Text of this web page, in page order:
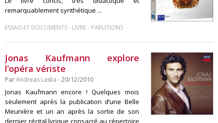
remarquablement synthétique ...
ESSAIS ET DOCUMENTS- LIVRE- PARUTIONS
Jonas Kaufmann explore
l’opéra vériste
ParAndreas Laska - 20/12/2010
Jonas Kaufmann encore ! Quelques mois
seulement après la publication d’une Belle
Meunière et un an après la sortie de son
dernier récital lyrique consacré au répertoire